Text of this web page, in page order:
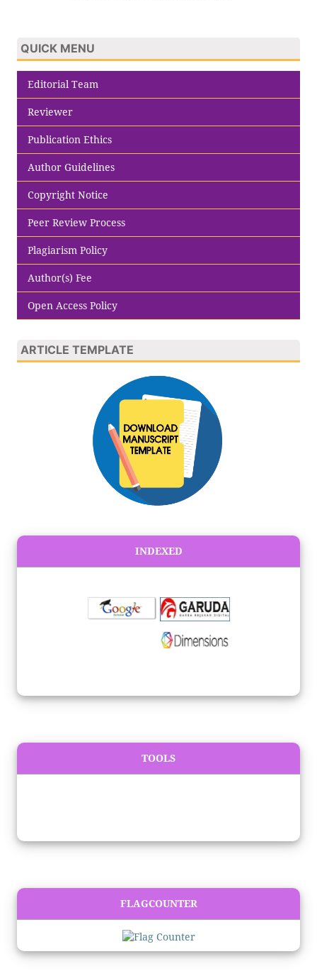
QUICK MENU
Editorial Team
Reviewer
Publication Ethics
Author Guidelines
Copyright Notice
Peer Review Process
Plagiarism Policy
Author(s) Fee
Open Access Policy
ARTICLE TEMPLATE
INDEXED
TOOLS
FLAGCOUNTER